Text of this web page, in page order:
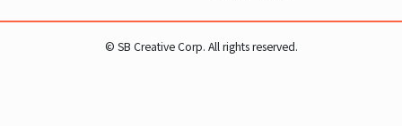
© SB Creative Corp. All rights reserved.